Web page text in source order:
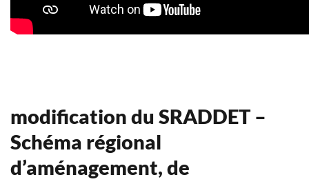
modification du SRADDET –
Schéma régional
d’aménagement, de